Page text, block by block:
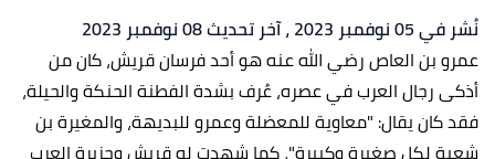
نُشر في 05 نوفمبر 2023
، آخر تحديث 08 نوفمبر 2023
عمرو بن العاص رضي الله عنه هو أحد فرسان قريش، كان من
أذكى رجال العرب في عصره، عُرف بشدة الفطنة الحنكة والحيلة،
فقد كان يقال: "معاوية للمعضلة وعمرو للبديهة، والمغيرة بن
شعبة لكل صغيرة وكبيرة"، كما شهدت له قريش وجزيرة العرب